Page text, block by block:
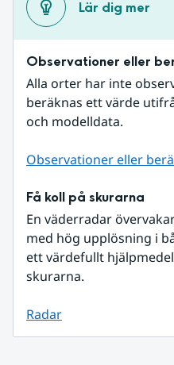
Lär dig mer
Observationer eller
Alla orter har inte
beräknas ett värde
och modelldata.
Observationer eller
Få koll på skurarna
En väderradar
med hög upplösning i
ett värdefullt
skurarna.
Radar